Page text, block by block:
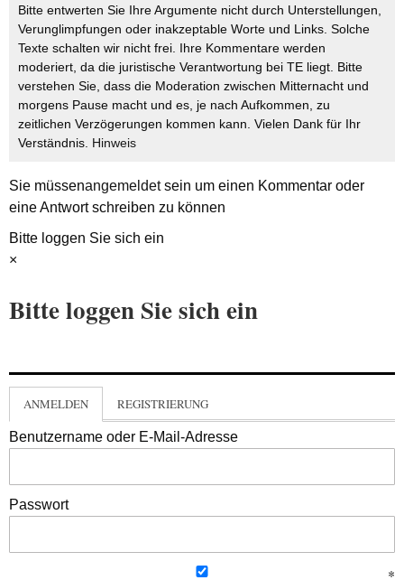
Bitte entwerten Sie Ihre Argumente nicht durch Unterstellungen,
Verunglimpfungen oder inakzeptable Worte und Links. Solche
Texte schalten wir nicht frei. Ihre Kommentare werden
moderiert, da die juristische Verantwortung bei TE liegt. Bitte
verstehen Sie, dass die Moderation zwischen Mitternacht und
morgens Pause macht und es, je nach Aufkommen, zu
zeitlichen Verzögerungen kommen kann. Vielen Dank für Ihr
Verständnis. Hinweis
Sie müssenangemeldetsein um einen Kommentar oder
eine Antwort schreiben zu können
Bitte loggen Sie sich ein
×
Bitte loggen Sie sich ein
ANMELDEN REGISTRIERUNG
Benutzername oder E-Mail-Adresse
Passwort